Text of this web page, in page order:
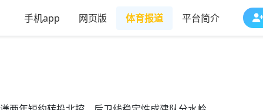
手机app 网页版 体育报道 平台简介